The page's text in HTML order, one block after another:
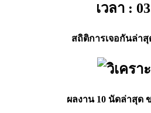
เวลา :
สถิติการเจอกันล่า
ผลงาน 10 นัดล่าสุด